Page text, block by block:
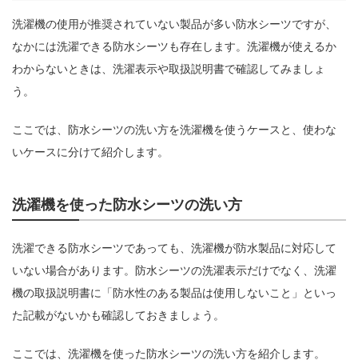
洗濯機の使用が推奨されていない製品が多い防水シーツですが、
なかには洗濯できる防水シーツも存在します。洗濯機が使えるか
わからないときは、洗濯表示や取扱説明書で確認してみましょ
う。
ここでは、防水シーツの洗い方を洗濯機を使うケースと、使わな
いケースに分けて紹介します。
洗濯機を使った防水シーツの洗い方
洗濯できる防水シーツであっても、洗濯機が防水製品に対応して
いない場合があります。防水シーツの洗濯表示だけでなく、洗濯
機の取扱説明書に「防水性のある製品は使用しないこと」といっ
た記載がないかも確認しておきましょう。
ここでは、洗濯機を使った防水シーツの洗い方を紹介します。